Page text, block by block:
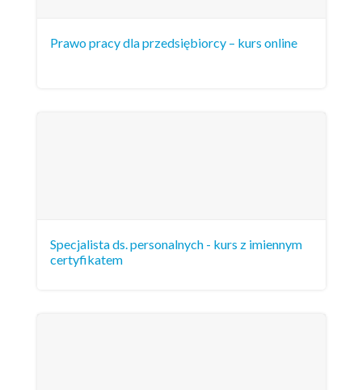
Prawo pracy dla przedsiębiorcy – kurs online
Specjalista ds. personalnych - kurs z imiennym
certyfikatem